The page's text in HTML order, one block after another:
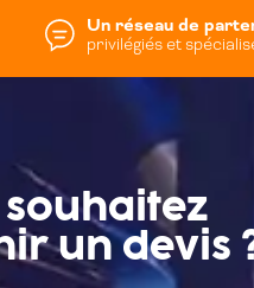
Un réseau de
privilégiés et
souhaitez
un devis